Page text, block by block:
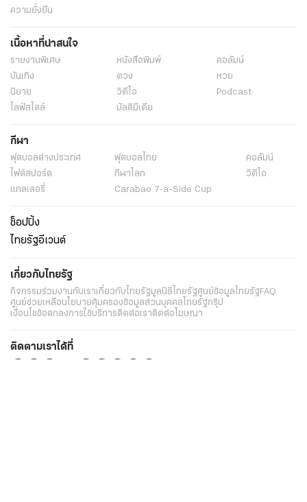
ความยั่งยืน
เนื้อหาที่น่าสนใจ
รายงานพิเศษ หนังสือพิมพ์
คอลัมน์
บันเทิง
ดวง
หวย
นิยาย
วิดีโอ
Podcast
ไลฟ์สไตล์
มัลติมีเดีย
กีฬา
ฟุตบอลต่่างประเทศ ฟุตบอลไทย
คอลัมน์
ไฟต์สปอร์ต
กีฬาโลก
วิดีโอ
แกลเลอรี่
Carabao 7-a-Side Cup
ช็อปปิ้ง
ไทยรัฐอีเวนต์
เกี่ยวกับไทยรัฐ
กิจกรรมร่วมงานกับเราเกี่ยวกับไทยรัฐมูลนิธิไทยรัฐศูนย์ข้อมูลไทยรัฐFAQ
ศูนย์ช่วยเหลือนโยบายคุ้มครองข้อมูลส่วนบุคคลไทยรัฐกรุ๊ป
เงื่อนไขข้อตกลงการใช้บริการติดต่อเราติดต่อโฆษณา
ติดตามเราได้ที่